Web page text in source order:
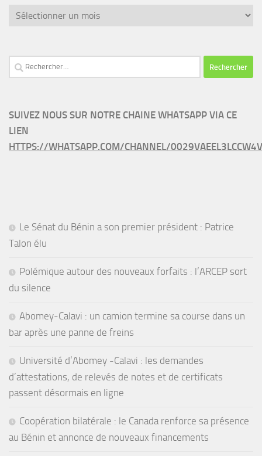
Archives
Rechercher :
SUIVEZ NOUS SUR NOTRE CHAINE WHATSAPP VIA CE
LIEN
HTTPS://WHATSAPP.COM/CHANNEL/
Le Sénat du Bénin a son premier président : Patrice
Talon élu
Polémique autour des nouveaux forfaits : l’ARCEP sort
du silence
Abomey-Calavi : un camion termine sa course dans un
bar après une panne de freins
Université d’Abomey -Calavi : les demandes
d’attestations, de relevés de notes et de certificats
passent désormais en ligne
Coopération bilatérale : le Canada renforce sa présence
au Bénin et annonce de nouveaux financements